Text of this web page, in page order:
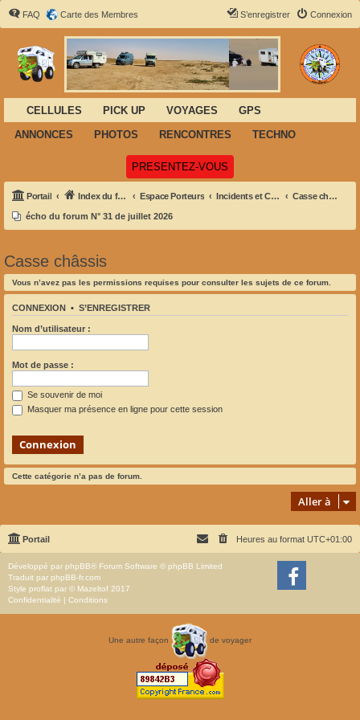
FAQ Carte des Membres Connexion
S’enregistrer
CELLULES PICK UP VOYAGES
GPS
ANNONCES
PHOTOS RENCONTRES TECHNO
PRESENTEZ-VOUS
Portail Index du forum Espace Porteurs Incidents et Casse Casse châssis
écho du forum N° 31 de juillet 2026
Casse châssis
Vous n’avez pas les permissions requises pour consulter les sujets de ce forum.
CONNEXION • S’ENREGISTRER
Nom d’utilisateur :
Mot de passe :
Se souvenir de moi
Masquer ma présence en ligne pour cette session
Cette catégorie n’a pas de forum.
Aller à
Portail Heures au format UTC+01:00
Développé par phpBB® Forum Software © phpBB Limited
Traduit par phpBB-fr.com
Style proflat par © Mazeltof 2017
Confidentialité | Conditions
Une autre façon de voyager